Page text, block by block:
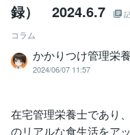
録） 2024.6.7
コラム
かかりつけ管理栄
2024/06/07 11:57
在宅管理栄養士であり
のリアルな食生活をア